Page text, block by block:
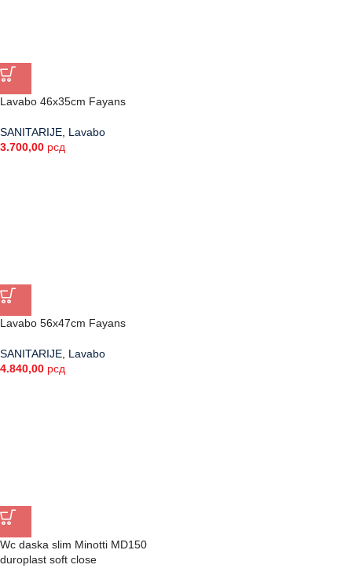
Lavabo 46x35cm Fayans
SANITARIJE Lavabo
3.700,00 рсд
Lavabo 56x47cm Fayans
SANITARIJE Lavabo
4.840,00 рсд
Wc daska slim Minotti MD150
duroplast soft close